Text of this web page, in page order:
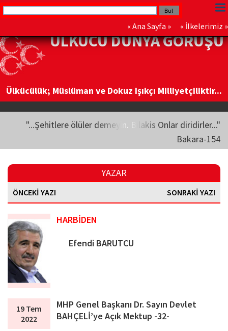
« Ana Sayfa » « İlkelerimiz »
ÜLKÜCÜ DÜNYA GÖRÜŞÜ
Ülkücülük; Müslüman ve Dokuz Işıkçı Milliyetçiliktir...
"...Şehitlere ölüler demeyin. Bilakis Onlar diridirler..."
Bakara-154
YAZAR
ÖNCEKİ YAZI SONRAKİ YAZI
HARBİDEN
Efendi BARUTCU
19 Tem
2022
MHP Genel Başkanı Dr. Sayın Devlet
BAHÇELİ’ye Açık Mektup -32-